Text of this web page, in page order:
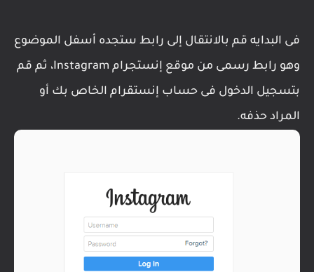
فى البدايه قم بالانتقال إلى رابط ستجده أسفل الموضوع
وهو رابط رسمى من موقع إنستجرام Instagram، ثم قم
بتسجيل الدخول فى حساب إنستقرام الخاص بك أو
المراد حذفه.